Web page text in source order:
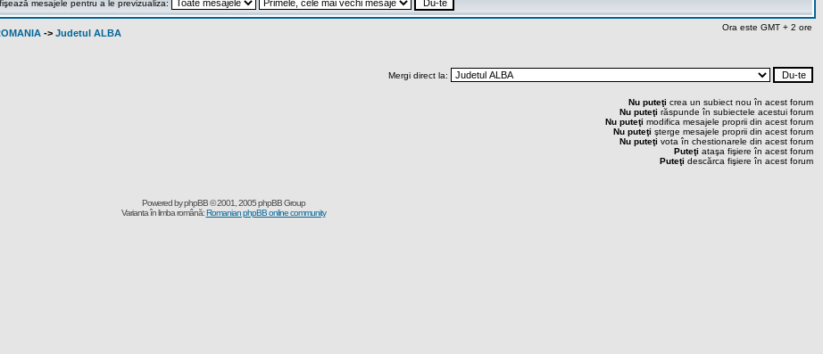
mesajele pentru a le previzualiza:
-> Judetul ALBA
Ora este GMT + 2 ore
Mergi direct la:
Nu puteţi crea un subiect nou în acest forum
Nu puteţi răspunde în subiectele acestui forum
Nu puteţi modifica mesajele proprii din acest forum
Nu puteţi şterge mesajele proprii din acest forum
Nu puteţi vota în chestionarele din acest forum
Puteţi ataşa fişiere în acest forum
Puteţi descărca fişiere în acest forum
Powered byphpBB© 2001, 2005 phpBB Group
Varianta în limba română:Romanian phpBB online community